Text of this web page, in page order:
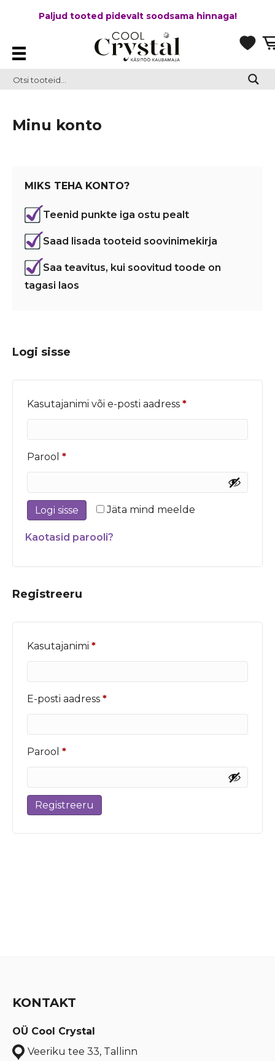
Paljud tooted pidevalt soodsama hinnaga!
Minu konto
MIKS TEHA KONTO?
Teenid punkte iga ostu pealt
Saad lisada tooteid soovinimekirja
Saa teavitus, kui soovitud toode on
tagasi laos
Logi sisse
Kasutajanimi või e-posti aadress *Nõutud
Parool *Nõutud
Jäta mind meelde
Logi sisse
Kaotasid parooli?
Registreeru
Kasutajanimi *Nõutud
E-posti aadress *Nõutud
Parool *Nõutud
Registreeru
KONTAKT
OÜ Cool Crystal
Veeriku tee 33, Tallinn